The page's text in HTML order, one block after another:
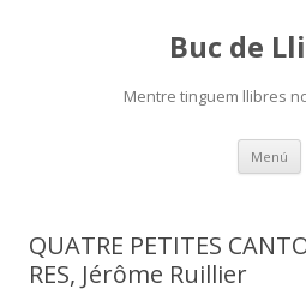
Buc de
Mentre tinguem llibres
Menú
QUATRE PETITES
RES, Jérôme Ruillier